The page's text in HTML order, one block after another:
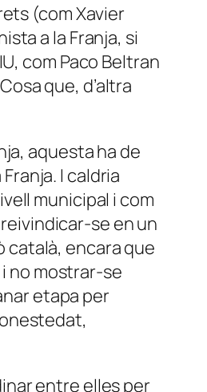
(com Xavier
a la Franja, si
com Paco Beltran
que, d’altra
aquesta ha de
I caldria
municipal i com
se en un
català, encara que
no mostrar-se
etapa per
entre elles per